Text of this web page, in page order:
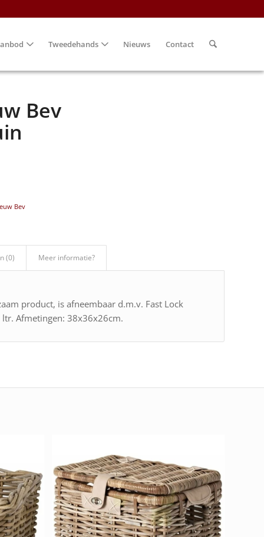
Tweedehands Nieuws Contact
Bev
Bev
(0) Meer informatie?
product, is afneembaar d.m.v. Fast Lock
Afmetingen: 38x36x26cm.